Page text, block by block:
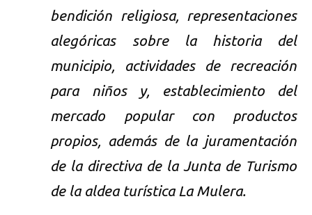
bendición religiosa, representaciones
alegóricas sobre la historia del
municipio, actividades de recreación
para niños y, establecimiento del
mercado popular con productos
propios, además de la juramentación
de la directiva de la Junta de Turismo
de la aldea turística La Mulera.